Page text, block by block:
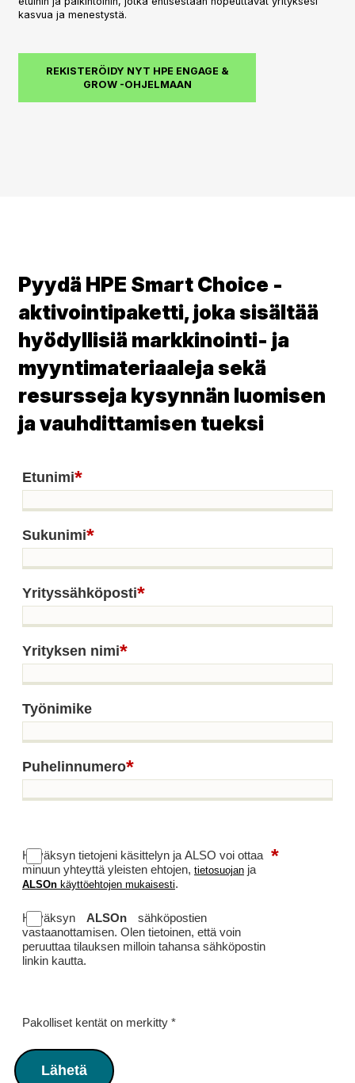
kasvua ja menestystä.
REKISTERÖIDY NYT HPE ENGAGE &
GROW -OHJELMAAN
Pyydä HPE Smart Choice -
aktivointipaketti, joka sisältää
hyödyllisiä markkinointi- ja
myyntimateriaaleja sekä
resursseja kysynnän luomisen
ja vauhdittamisen tueksi
*
Etunimi
*
Sukunimi
*
Yrityssähköposti
*
Yrityksen nimi
Työnimike
*
Puhelinnumero
*
Hyväksyn tietojeni käsittelyn ja ALSO voi ottaa
minuun yhteyttä yleisten ehtojen, tietosuojan ja
ALSOn käyttöehtojen mukaisesti.
Hyväksyn ALSOn
sähköpostien
vastaanottamisen. Olen tietoinen, että voin
peruuttaa tilauksen milloin tahansa sähköpostin
linkin kautta.
Pakolliset kentät on merkitty *
Lähetä